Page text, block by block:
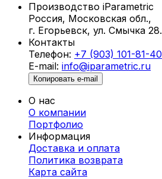
Производство iParametric
Россия, Московская обл.,
г. Егорьевск, ул. Смычка 28.
Контакты
Телефон: +7 (903) 101-81-40
E-mail: info@iparametric.ru
Копировать e-mail
О нас
О компании
Портфолио
Информация
Доставка и оплата
Политика возврата
Карта cайта